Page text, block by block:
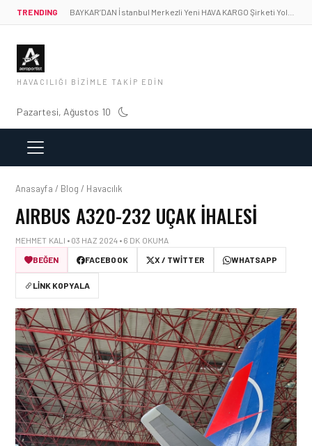
TRENDING
HAVACILIĞI BIZIMLE TAKIP EDIN
Pazartesi, Ağustos 10
Anasayfa / Blog / Havacılık
AIRBUS A320-232 UÇAK İHALESI
MEHMET KALI • 03 HAZ 2024 • 6 DK OKUMA
BEĞEN
FACEBOOK X / TWITTER WHATSAPP
LINK KOPYALA